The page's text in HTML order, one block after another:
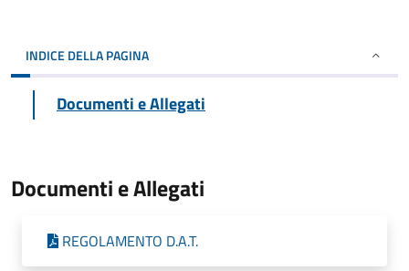
INDICE DELLA PAGINA
Documenti e Allegati
Documenti e Allegati
REGOLAMENTO D.A.T.